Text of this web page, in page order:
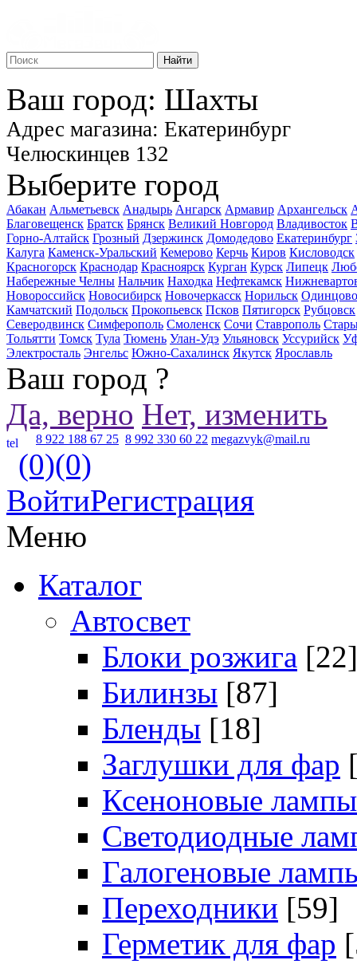
Найти
Ваш город: Шахты
Адрес магазина: Екатеринбург
Челюскинцев 132
Выберите город
Абакан Альметьевск Анадырь Ангарск Армавир Архангельск
Благовещенск Братск Брянск Великий Новгород Владивосток
Горно-Алтайск Грозный Дзержинск Домодедово Екатеринбург
Калуга Каменск-Уральский Кемерово Керчь Киров Кисловодск
Красногорск Краснодар Красноярск Курган Курск Липецк
Набережные Челны Нальчик Находка Нефтекамск
Новороссийск Новосибирск Новочеркасск Норильск Одинцово
Камчатский Подольск Прокопьевск Псков Пятигорск Рубцовск
Северодвинск Симферополь Смоленск Сочи Ставрополь
Тольятти Томск Тула Тюмень Улан-Удэ Ульяновск Уссурийск
Электросталь Энгельс Южно-Сахалинск Якутск Ярославль
Ваш город ?
Да, верно Нет, изменить
8 922 188 67 25 8 992 330 60 22 megazvyk@mail.ru
(0)(0)
ВойтиРегистрация
Меню
Каталог
Автосвет
Блоки розжига [22]
Билинзы [87]
Бленды [18]
Заглушки для фар
Ксеноновые лампы
Светодиодные
Галогеновые
Переходники [59]
Герметик для фар